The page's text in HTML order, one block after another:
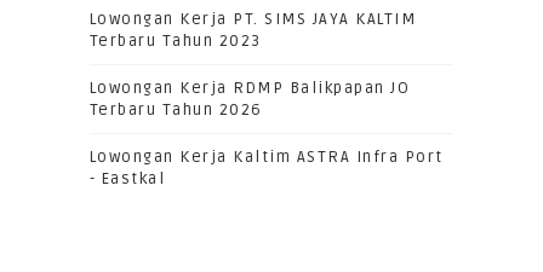
Lowongan Kerja PT. SIMS JAYA KALTIM
Terbaru Tahun 2023
Lowongan Kerja RDMP Balikpapan JO
Terbaru Tahun 2026
Lowongan Kerja Kaltim ASTRA Infra Port
- Eastkal